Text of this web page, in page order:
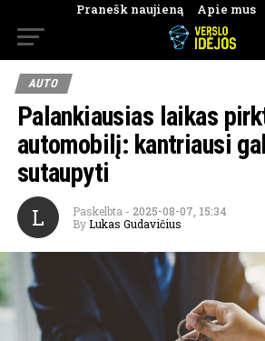
Pranešk naujieną Apie mus
AUTO
Palankiausias laikas
automobilį: kantriausi
sutaupyti
L Paskelbta - 2025-08-07, 15:34
By Lukas Gudavičius